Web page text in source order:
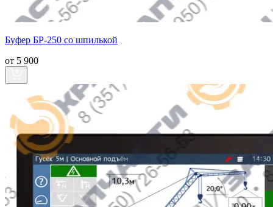
Буфер БР-250 со шпилькой
от 5 900